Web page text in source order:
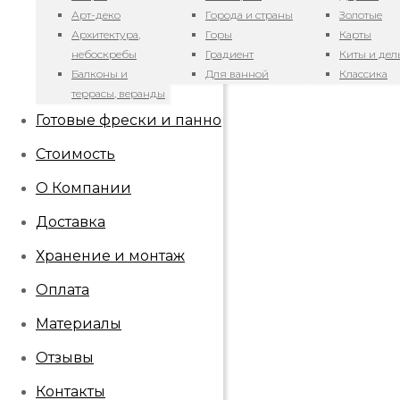
Арт-деко
Архитектура,
небоскребы
Балконы и
террасы, веранды
Города и страны
Горы
Градиент
Для ванной
Золотые
Карты
Киты и
Классика
Готовые фрески и панно
Стоимость
О Компании
Доставка
Хранение и монтаж
Оплата
Материалы
Отзывы
Контакты